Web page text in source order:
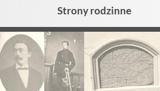
Strony rodzinne